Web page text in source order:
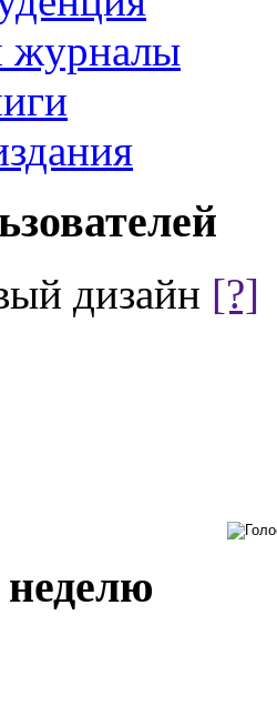
журналы
дизайн [?]